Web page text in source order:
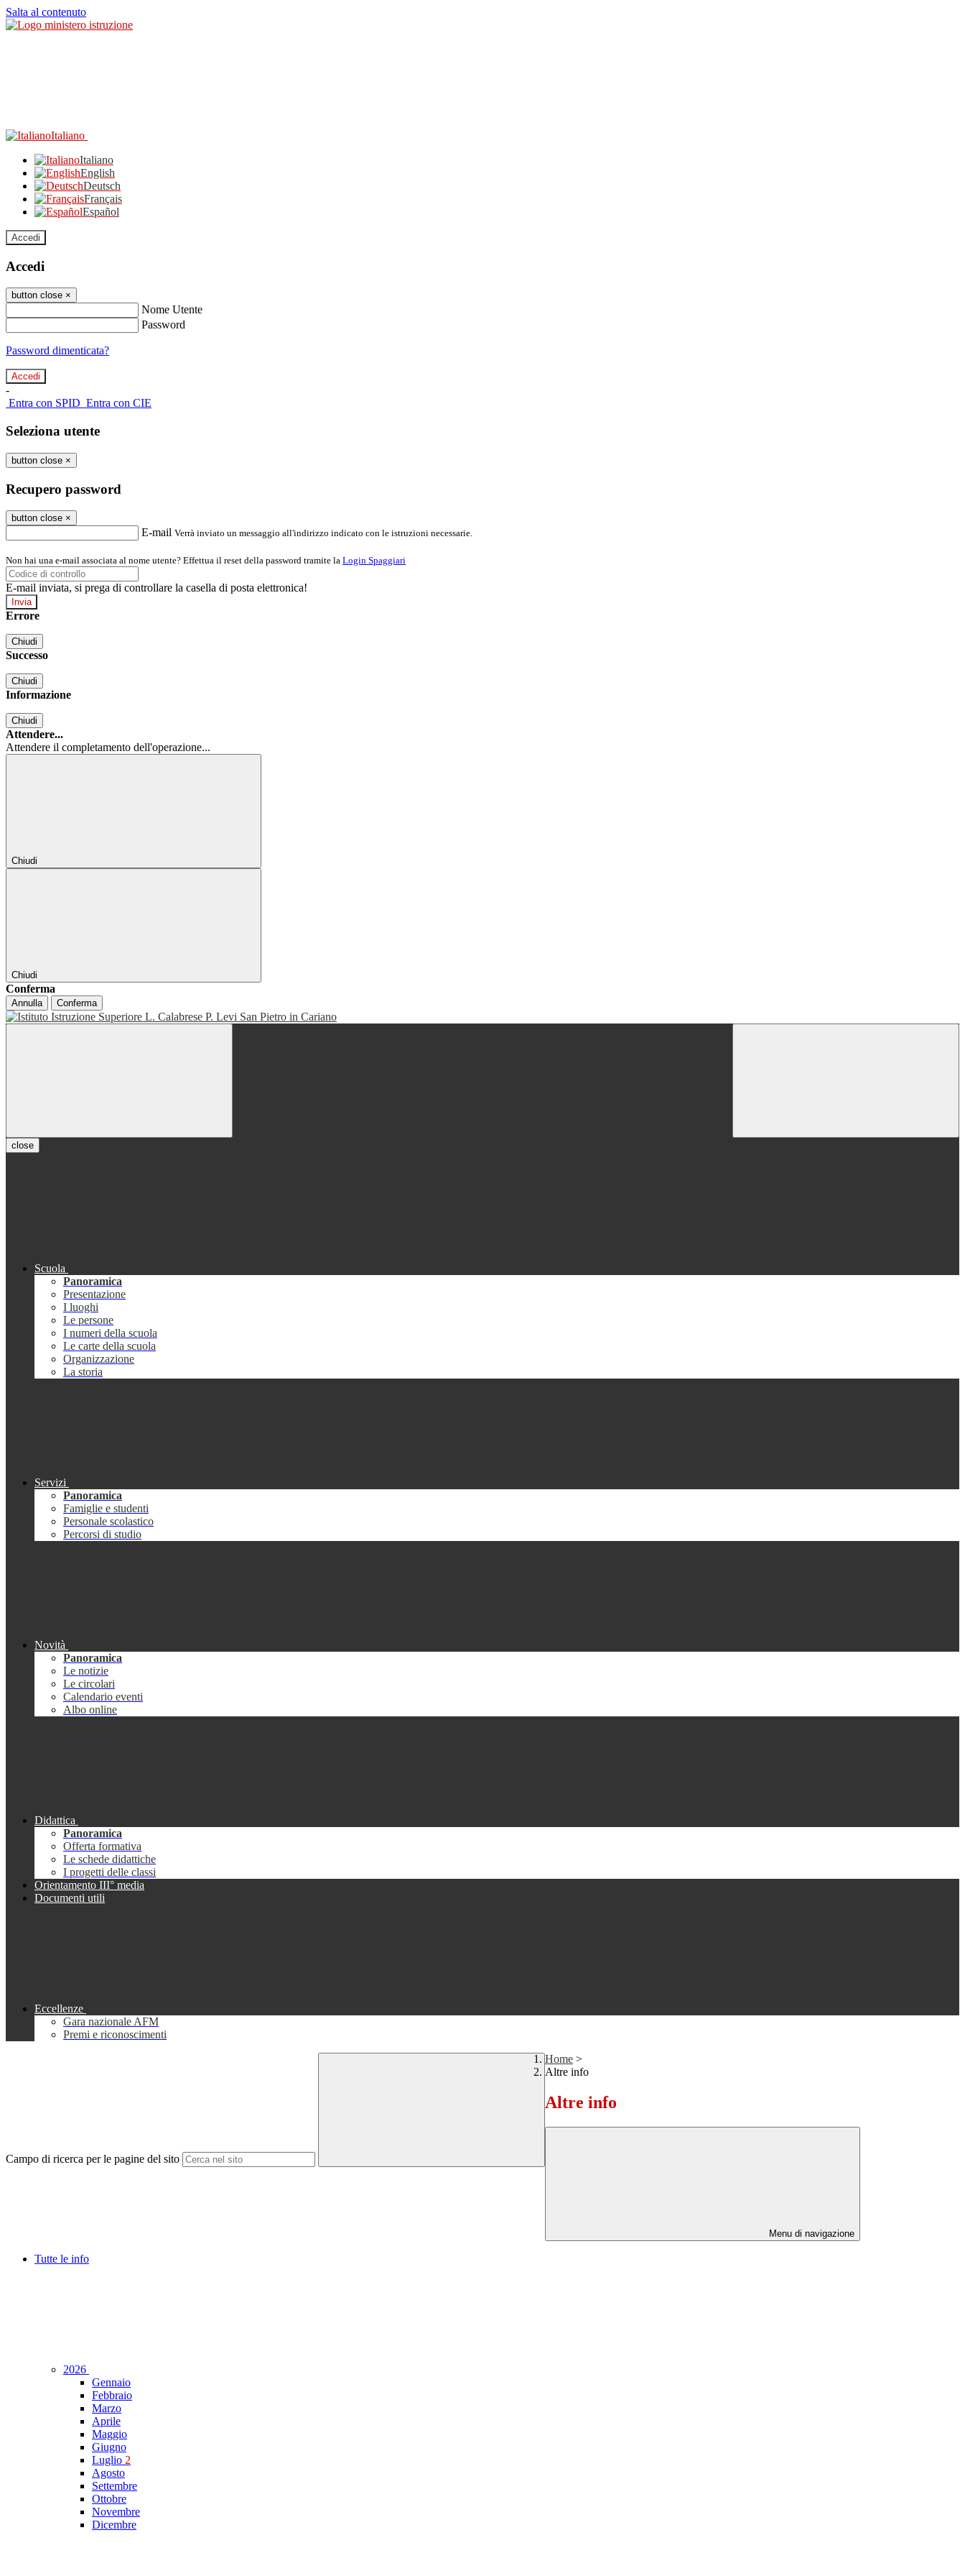
Salta al contenuto
Italiano
Italiano
English
Deutsch
Français
Español
Accedi
Accedi
button close ×
Nome Utente
Password
Password dimenticata?
-
Entra con SPID Entra con CIE
Seleziona utente
button close ×
Recupero password
button close ×
E-mail Verrà inviato un messaggio all'indirizzo indicato con le istruzioni necessarie.
Non hai una e-mail associata al nome utente? Effettua il reset della password tramite la Login Spaggiari
E-mail inviata, si prega di controllare la casella di posta elettronica!
Errore
Chiudi
Successo
Chiudi
Informazione
Chiudi
Attendere...
Attendere il completamento dell'operazione...
Chiudi
Chiudi
Conferma
Annulla Conferma
close
Scuola
Panoramica
Presentazione
I luoghi
Le persone
I numeri della scuola
Le carte della scuola
Organizzazione
La storia
Servizi
Panoramica
Famiglie e studenti
Personale scolastico
Percorsi di studio
Novità
Panoramica
Le notizie
Le circolari
Calendario eventi
Albo online
Didattica
Panoramica
Offerta formativa
Le schede didattiche
I progetti delle classi
Orientamento III° media
Documenti utili
Eccellenze
Gara nazionale AFM
Premi e riconoscimenti
Campo di ricerca per le pagine del sito
Home >
Altre info
Altre info
Menu di navigazione
Tutte le info
2026
Gennaio
Febbraio
Marzo
Aprile
Maggio
Giugno
Luglio 2
Agosto
Settembre
Ottobre
Novembre
Dicembre